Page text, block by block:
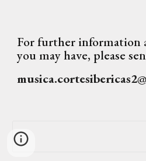
For further information
you may have, please